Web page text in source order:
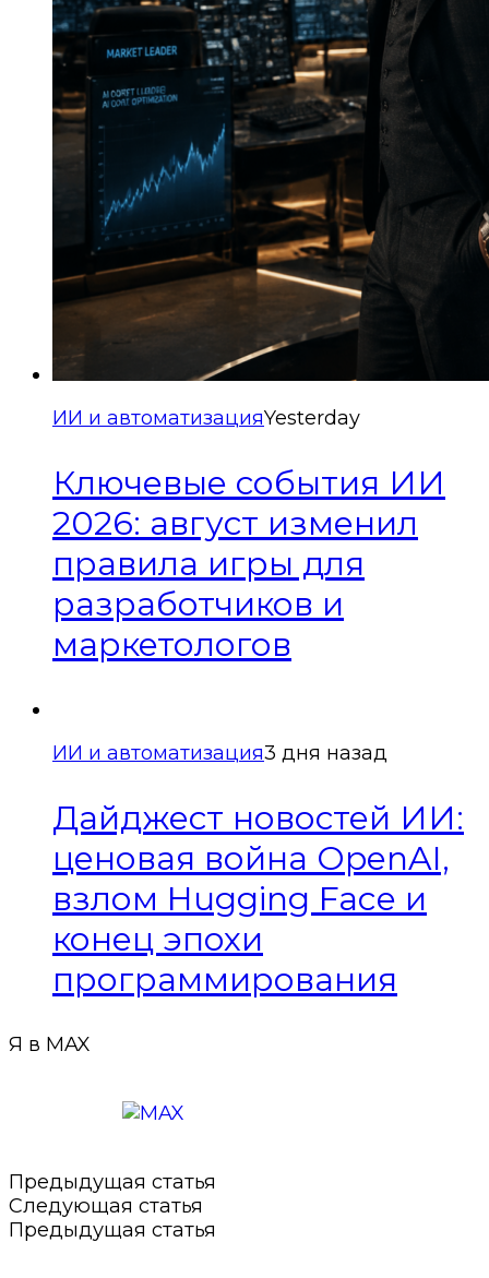
ИИ и автоматизацияYesterday
Ключевые события ИИ
2026: август изменил
правила игры для
разработчиков и
маркетологов
ИИ и автоматизация3 дня назад
Дайджест новостей ИИ:
ценовая война OpenAI,
взлом Hugging Face и
конец эпохи
программирования
Я в MAX
Предыдущая статья
Следующая статья
Предыдущая статья